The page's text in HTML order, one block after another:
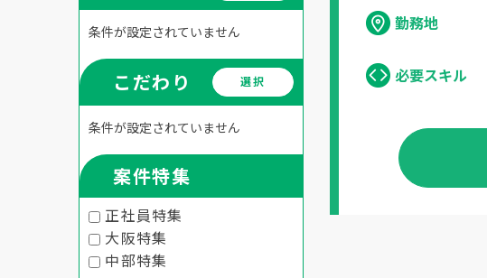
条件が設定されていません
こだわり 選択
条件が設定されていません
案件特集
正社員特集
大阪特集
中部特集
勤務地
必要スキル